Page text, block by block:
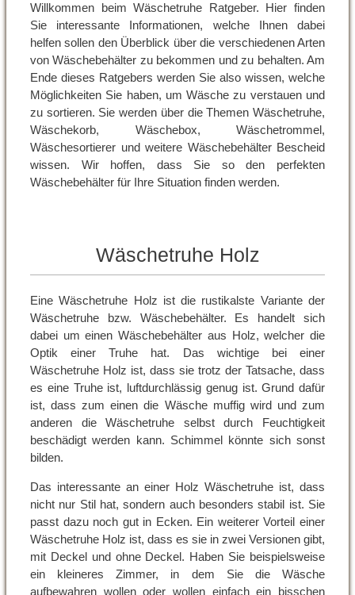
Willkommen beim Wäschetruhe Ratgeber. Hier finden
Sie interessante Informationen, welche Ihnen dabei
helfen sollen den Überblick über die verschiedenen Arten
von Wäschebehälter zu bekommen und zu behalten. Am
Ende dieses Ratgebers werden Sie also wissen, welche
Möglichkeiten Sie haben, um Wäsche zu verstauen und
zu sortieren. Sie werden über die Themen Wäschetruhe,
Wäschekorb, Wäschebox, Wäschetrommel,
Wäschesortierer und weitere Wäschebehälter Bescheid
wissen. Wir hoffen, dass Sie so den perfekten
Wäschebehälter für Ihre Situation finden werden.
Wäschetruhe Holz
Eine Wäschetruhe Holz ist die rustikalste Variante der
Wäschetruhe bzw. Wäschebehälter. Es handelt sich
dabei um einen Wäschebehälter aus Holz, welcher die
Optik einer Truhe hat. Das wichtige bei einer
Wäschetruhe Holz ist, dass sie trotz der Tatsache, dass
es eine Truhe ist, luftdurchlässig genug ist. Grund dafür
ist, dass zum einen die Wäsche muffig wird und zum
anderen die Wäschetruhe selbst durch Feuchtigkeit
beschädigt werden kann. Schimmel könnte sich sonst
bilden.
Das interessante an einer Holz Wäschetruhe ist, dass
nicht nur Stil hat, sondern auch besonders stabil ist. Sie
passt dazu noch gut in Ecken. Ein weiterer Vorteil einer
Wäschetruhe Holz ist, dass es sie in zwei Versionen gibt,
mit Deckel und ohne Deckel. Haben Sie beispielsweise
ein kleineres Zimmer, in dem Sie die Wäsche
aufbewahren wollen oder wollen einfach ein bisschen